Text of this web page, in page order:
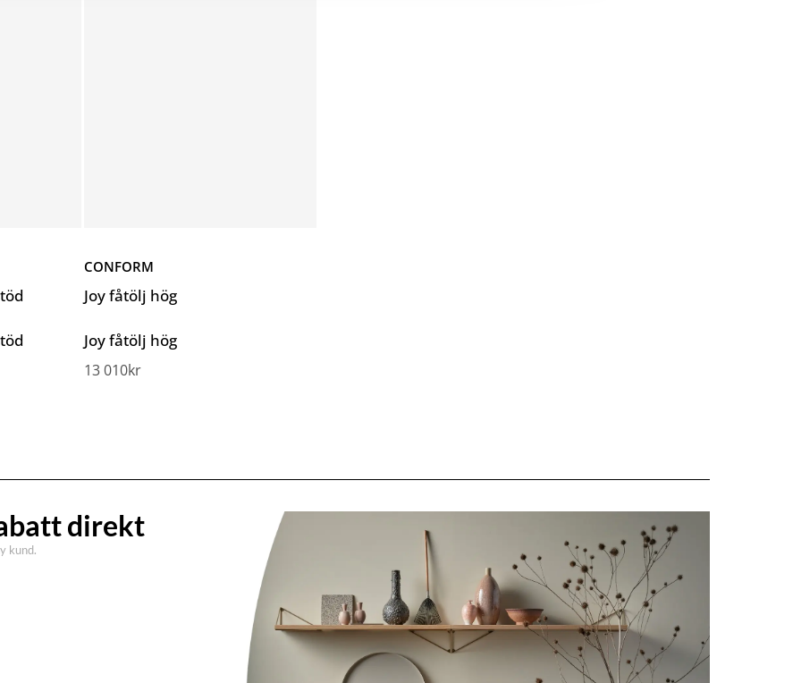
CONFORM
Joy fåtölj hög
Joy fåtölj hög
13 010kr
direkt
kund.